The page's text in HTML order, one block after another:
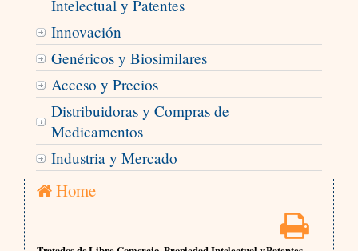
Intelectual y Patentes
Innovación
Genéricos y Biosimilares
Acceso y Precios
Distribuidoras y Compras de
Medicamentos
Industria y Mercado
Home